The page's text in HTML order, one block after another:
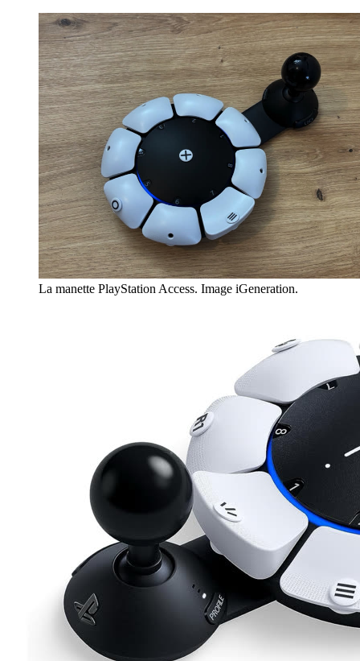
La manette PlayStation Access. Image iGeneration.